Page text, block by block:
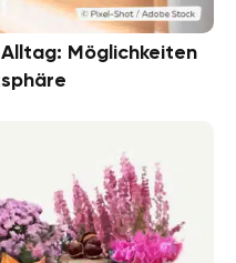
Möglichkeiten